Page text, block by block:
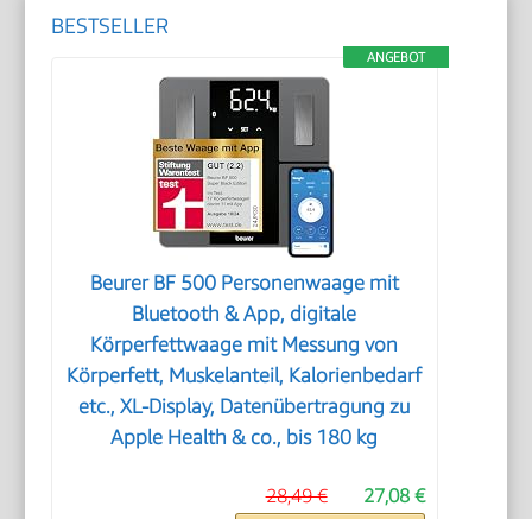
BESTSELLER
ANGEBOT
Beurer BF 500 Personenwaage mit
Bluetooth & App, digitale
Körperfettwaage mit Messung von
Körperfett, Muskelanteil, Kalorienbedarf
etc., XL-Display, Datenübertragung zu
Apple Health & co., bis 180 kg
27,08 €
28,49 €